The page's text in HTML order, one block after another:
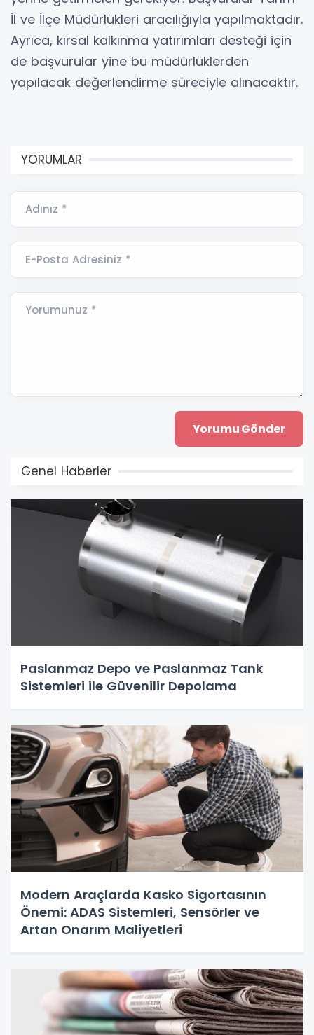
İl ve İlçe Müdürlükleri aracılığıyla yapılmaktadır.
Ayrıca, kırsal kalkınma yatırımları desteği için
de başvurular yine bu müdürlüklerden
yapılacak değerlendirme süreciyle alınacaktır.
YORUMLAR
Adınız *
E-Posta Adresiniz *
Yorumunuz *
Genel Haberler
Paslanmaz Depo ve Paslanmaz Tank
Sistemleri ile Güvenilir Depolama
Modern Araçlarda Kasko Sigortasının
Önemi: ADAS Sistemleri, Sensörler ve
Artan Onarım Maliyetleri